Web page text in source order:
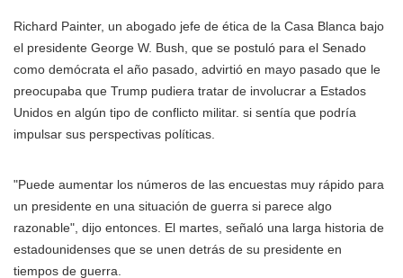
Richard Painter, un abogado jefe de ética de la Casa Blanca bajo
el presidente George W. Bush, que se postuló para el Senado
como demócrata el año pasado, advirtió en mayo pasado que le
preocupaba que Trump pudiera tratar de involucrar a Estados
Unidos en algún tipo de conflicto militar. si sentía que podría
impulsar sus perspectivas políticas.
"Puede aumentar los números de las encuestas muy rápido para
un presidente en una situación de guerra si parece algo
razonable", dijo entonces. El martes, señaló una larga historia de
estadounidenses que se unen detrás de su presidente en
tiempos de guerra.